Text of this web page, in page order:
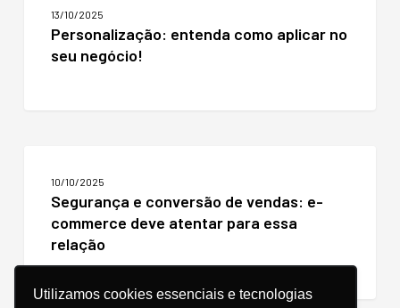
Utilizamos cookies essenciais e tecnologias
commerce
como
aplicar
13/10/2025
Personalização: entenda como aplicar no
seu negócio!
conversão
vendas:
commerce
atentar
10/10/2025
Segurança e conversão de vendas: e-
commerce deve atentar para essa
relação